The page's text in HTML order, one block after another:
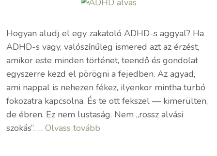
Hogyan aludj el egy zakatoló ADHD-s aggyal? Ha
ADHD-s vagy, valószínűleg ismered azt az érzést,
amikor este minden történet, teendő és gondolat
egyszerre kezd el pörögni a fejedben. Az agyad,
ami nappal is nehezen fékez, ilyenkor mintha turbó
fokozatra kapcsolna. És te ott fekszel — kimerülten,
de ébren. Ez nem lustaság. Nem „rossz alvási
szokás”. …Olvass tovább